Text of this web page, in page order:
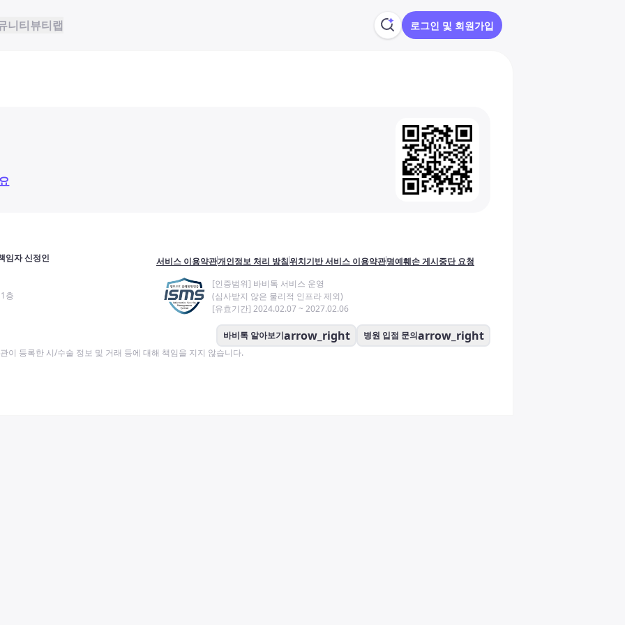
니티뷰티랩 로그인 및 회원가입
임자 신정인
층
서비스 이용약관개인정보 처리 방침위치기반 서비스 이용약관명예훼손 게시중단 요청
[인증범위] 바비톡 서비스 운영
(심사받지 않은 물리적 인프라 제외)
[유효기간] 2024.02.07 ~ 2027.02.06
바비톡 알아보기arrow_right 병원 입점 문의arrow_right
이 등록한 시/수술 정보 및 거래 등에 대해 책임을 지지 않습니다.